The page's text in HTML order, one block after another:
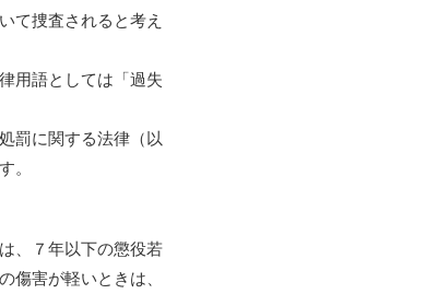
て捜査されると考え
用語としては「過失
罰に関する法律（以
。
、７年以下の懲役若
傷害が軽いときは、